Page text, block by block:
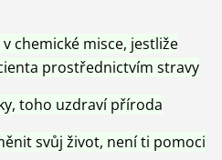
chemické misce, jestliže
prostřednictvím stravy
toho uzdraví příroda
svůj život, není ti pomoci